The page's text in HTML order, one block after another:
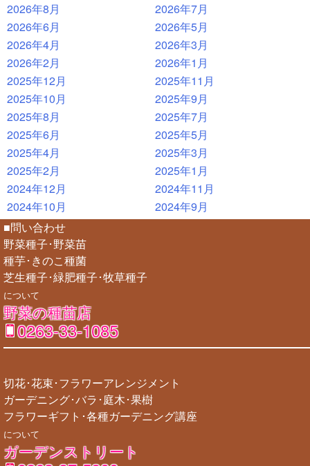
2026年8月
2026年7月
2026年6月
2026年5月
2026年4月
2026年3月
2026年2月
2026年1月
2025年12月
2025年11月
2025年10月
2025年9月
2025年8月
2025年7月
2025年6月
2025年5月
2025年4月
2025年3月
2025年2月
2025年1月
2024年12月
2024年11月
2024年10月
2024年9月
■問い合わせ
野菜種子･野菜苗
種芋･きのこ種菌
芝生種子･緑肥種子･牧草種子
について
野菜の種苗店
0263-33-1085
切花･花束･フラワーアレンジメント
ガーデニング･バラ･庭木･果樹
フラワーギフト･各種ガーデニング講座
について
ガーデンストリート